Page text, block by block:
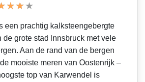
een prachtig kalksteengebergte
de grote stad Innsbruck met vele
Aan de rand van de bergen
mooiste meren van Oostenrijk –
top van Karwendel is